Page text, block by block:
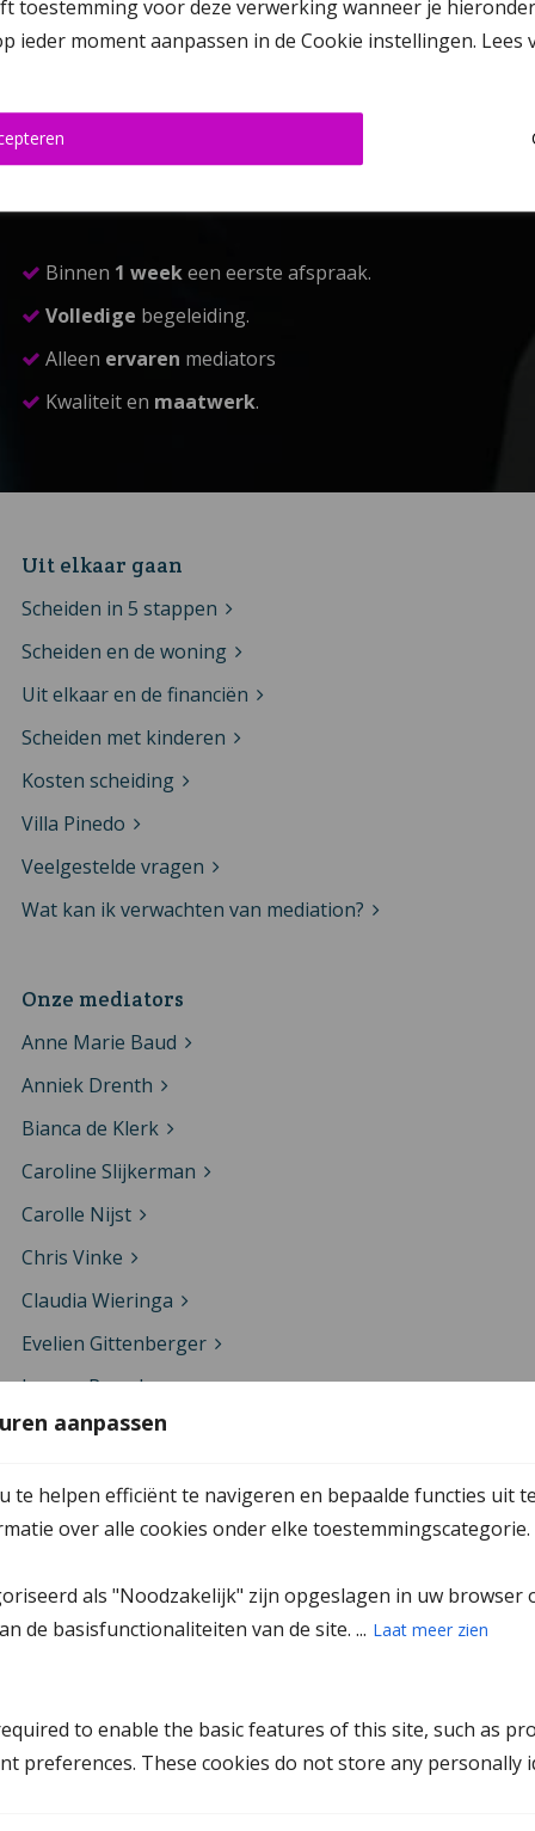
toestemming voor deze verwerking wanneer je hieronder
ieder moment aanpassen in de Cookie instellingen.
aanpassen
te helpen efficiënt te navigeren en bepaalde functies uit
over alle cookies onder elke toestemmingscategorie.
als "Noodzakelijk" zijn opgeslagen in uw browser
de basisfunctionaliteiten van de site. ... Laat meer zien
to enable the basic features of this site, such as
preferences. These cookies do not store any personally
Binnen 1 weekeen eerste afspraak.
Volledige begeleiding.
Alleen ervaren mediators
Kwaliteit en maatwerk.
Uit elkaar gaan
Scheiden in 5 stappen
Scheiden en de woning
Uit elkaar en de financiën
Scheiden met kinderen
Kosten scheiding
Villa Pinedo
Veelgestelde vragen
Wat kan ik verwachten van mediation?
Onze mediators
Anne Marie Baud
Anniek Drenth
Bianca de Klerk
Caroline Slijkerman
Carolle Nijst
Chris Vinke
Claudia Wieringa
Evelien Gittenberger
Ivonne Ramaker
Leonard Faber
Marc Rutten
Martien Veenstra
Natasja Luijmes
Rianne Bekkers
Sander Janssen